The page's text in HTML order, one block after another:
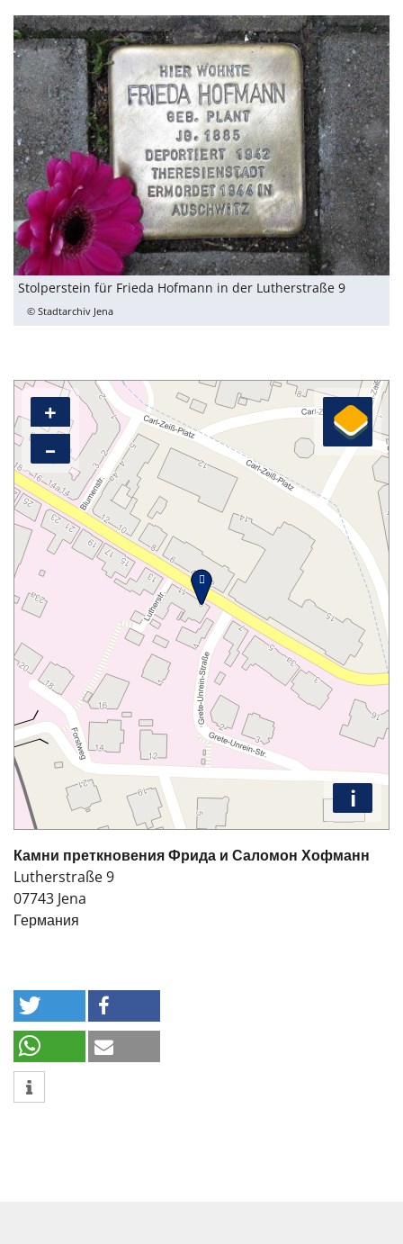
Stolperstein für Frieda Hofmann in der Lutherstraße 9
© Stadtarchiv Jena
+
–
i
Камни преткновения Фрида и Саломон Хофманн
Lutherstraße 9
07743 Jena
Германия